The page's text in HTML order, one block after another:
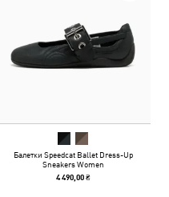
Балетки Speedcat Ballet Dress-Up
Sneakers Women
4 490,00 ₴